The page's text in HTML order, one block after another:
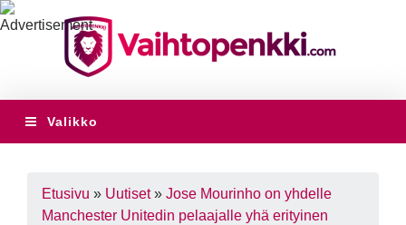
Valikko
Etusivu » Uutiset» Jose Mourinho on yhdelle
Manchester Unitedin pelaajalle yhä erityinen